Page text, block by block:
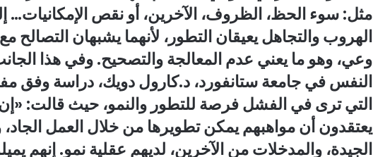
مثل: سوء الحظ، الظروف، الآخرين، أو نقص الإمكانيات…
الهروب والتجاهل يعيقان التطور، لأنهما يشبهان التصالح
وعي، وهو ما يعني عدم المعالجة والتصحيح. وفي هذا
النفس في جامعة ستانفورد، د.كارول دويك، دراسة وفق
التي ترى في الفشل فرصة للتطور والنمو، حيث قالت: «إن
يعتقدون أن مواهبهم يمكن تطويرها من خلال العمل الجاد،
الجيدة، والمدخلات من الآخرين، لديهم عقلية نمو. إنهم